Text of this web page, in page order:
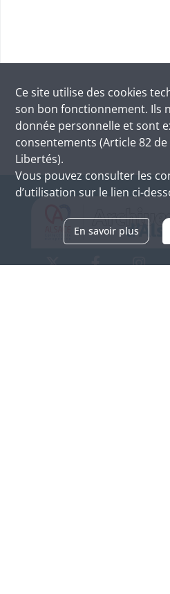
Ce site utilise des cookies
son bon fonctionnement. Ils
donnée personnelle et sont
consentements (Article 82
Libertés).
Vous pouvez consulter les
d’utilisation sur le lien ci-
En savoir plus